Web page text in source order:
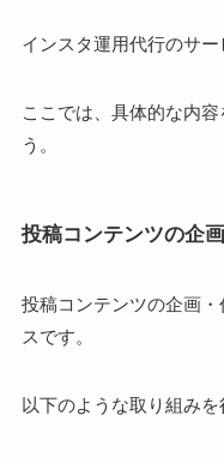
インスタ運用代行のサー
ここでは、具体的な内
う。
投稿コンテンツの企
投稿コンテンツの企画
スです。
以下のような取り組みを